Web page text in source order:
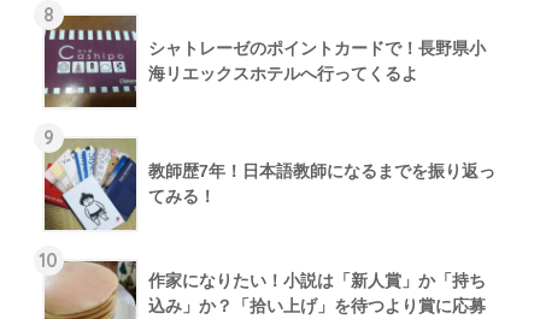
8
シャトレーゼのポイントカードで！長野県小
海リエックスホテルへ行ってくるよ
9
教師歴7年！日本語教師になるまでを振り返っ
てみる！
10
作家になりたい！小説は「新人賞」か「持ち
込み」か？「拾い上げ」を待つより賞に応募